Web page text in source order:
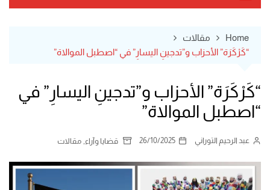
Home
مقالات
“كَرْكَرَة” الأحزاب و”تدجينِ اليسارِ” في “اصطبل الموالاة”
“كَرْكَرَة” الأحزاب و”تدجينِ اليسارِ” في
“اصطبل الموالاة”
عبد الرحيم التوراني 26/10/2025 قضايا وآراء مقالات